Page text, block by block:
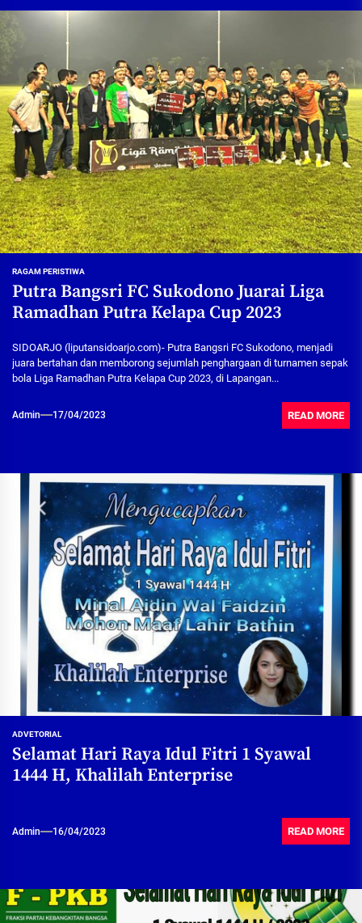
RAGAM PERISTIWA
Putra Bangsri FC Sukodono Juarai Liga
Ramadhan Putra Kelapa Cup 2023
SIDOARJO (liputansidoarjo.com)- Putra Bangsri FC Sukodono, menjadi
juara bertahan dan memborong sejumlah penghargaan di turnamen sepak
bola Liga Ramadhan Putra Kelapa Cup 2023, di Lapangan...
Admin 17/04/2023 READ MORE
ADVETORIAL
Selamat Hari Raya Idul Fitri 1 Syawal
1444 H, Khalilah Enterprise
Admin 16/04/2023 READ MORE